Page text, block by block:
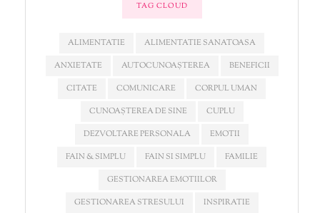
TAG CLOUD
ALIMENTATIE
ALIMENTATIE SANATOASA
ANXIETATE
AUTOCUNOAȘTEREA
BENEFICII
CITATE
COMUNICARE
CORPUL UMAN
CUNOAȘTEREA DE SINE
CUPLU
DEZVOLTARE PERSONALA
EMOTII
FAIN & SIMPLU
FAIN SI SIMPLU
FAMILIE
GESTIONAREA EMOTIILOR
GESTIONAREA STRESULUI
INSPIRATIE